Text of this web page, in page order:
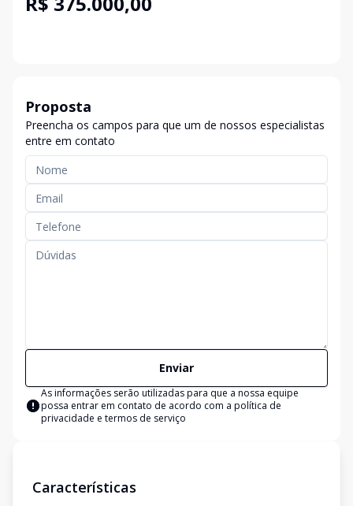
Proposta
Preencha os campos para que um de nossos especialistas
entre em contato
Enviar
As informações serão utilizadas para que a nossa equipe
possa entrar em contato de acordo com a política de
privacidade e termos de serviço
Características